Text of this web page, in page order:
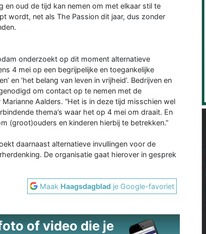
en oud de tijd kan nemen om met elkaar stil te
wordt, net als The Passion dit jaar, dus zonder
onderzoekt op dit moment alternatieve
4 mei op een begrijpelijke en toegankelijke
en ‘het belang van leven in vrijheid’. Bedrijven en
om contact op te nemen met de
Aalders. “Het is in deze tijd misschien wel
thema’s waar het op 4 mei om draait. En
(groot)ouders en kinderen hierbij te betrekken.”
daarnaast alternatieve invullingen voor de
De organisatie gaat hierover in gesprek
Maak Haagsdagblad je Google-favoriet
of video die je